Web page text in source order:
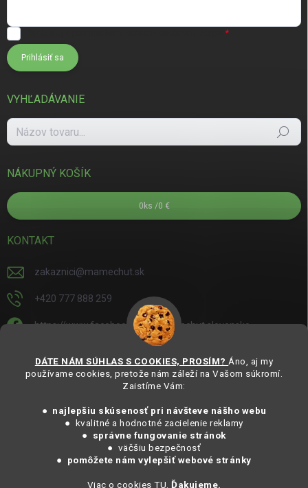
DÁTE NÁM SÚHLAS S COOKIES, PROSÍM? Áno, aj my
používame cookies, pretože nám záleží na Vašom súkromí.
Zaistíme Vám:
● najlepšiu skúsenosť pri návšteve nášho webu
● kvalitné a hodnotné zacielenie reklamy
●
správne fungovanie stránok
● väčšiu bezpečnosť
● pomôžete nám vylepšiť webové stránky
Viac o cookies TU. Ďakujeme.
Prihlásiť sa
VYHĽADÁVANIE
Hľadať
NÁKUPNÝ KOŠÍK
0 ks /0 €
KONTAKT
zakaznici@mamechut.sk
+420 777 888 259
https://www.facebook.com/mamechut.slovensko
https://www.youtube.com/@mamechutczsk
@mamechut.czsk
MámeChuť Organic. Všechna práva vyhrazena.